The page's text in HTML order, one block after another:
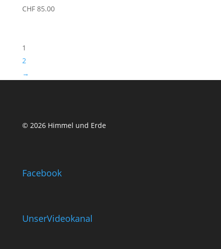
CHF85.00
1
2
→
© 2026 Himmel und Erde
Facebook
UnserVideokanal